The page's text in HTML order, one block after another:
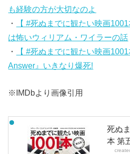
も経験の方が大切なのよ
・
【 #死ぬまでに観たい映画
は怖いウィリアム・ワイラーの話
・
【 #死ぬまでに観たい映画
Answer』いきなり爆死!
※IMDbより画像引用
死ぬ
本 第